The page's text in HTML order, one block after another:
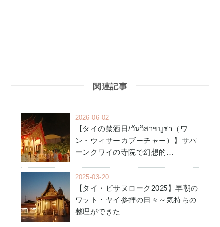
関連記事
2026-06-02
【タイの禁酒日/วันวิสาขบูชา（ワ
ン・ウィサーカブーチャー）】サパ
ーンクワイの寺院で幻想的…
2025-03-20
【タイ・ピサヌローク2025】早朝の
ワット・ヤイ参拝の日々～気持ちの
整理ができた